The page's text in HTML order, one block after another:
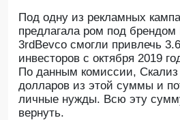
Под одну из рекламных
предлагала ром под брендом
3rdBevco смогли привлечь
инвесторов с октября 2019
По данным комиссии,
долларов из этой суммы и
личные нужды. Всю эту
вернуть.